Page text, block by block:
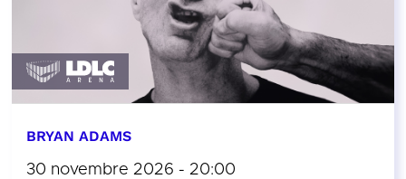
BRYAN ADAMS
30 novembre 2026 - 20:00